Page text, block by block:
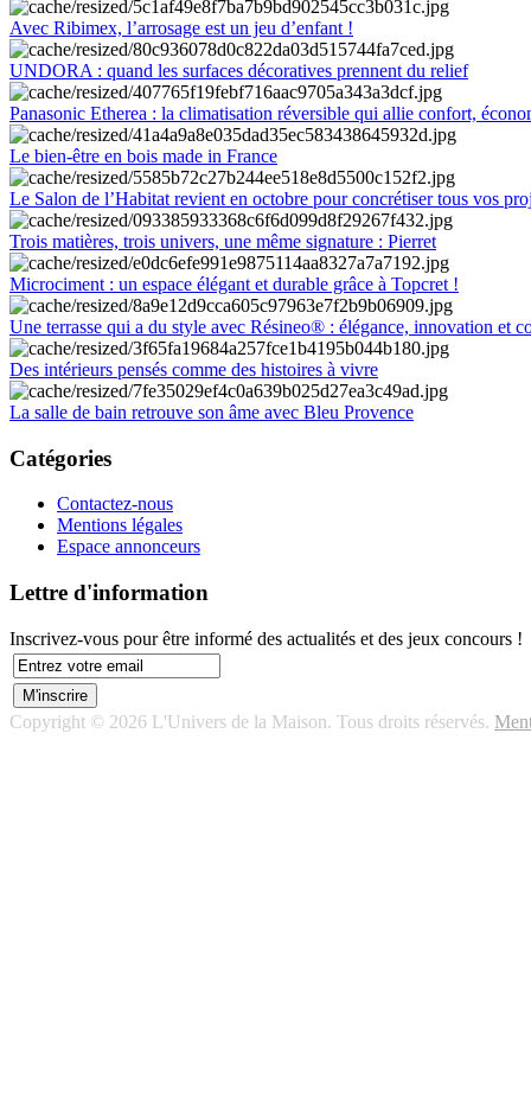
Avec Ribimex, l’arrosage est un jeu d’enfant !
UNDORA : quand les surfaces décoratives prennent du relief
Panasonic Etherea : la climatisation réversible qui allie confort,
Le bien-être en bois made in France
Le Salon de l’Habitat revient en octobre pour concrétiser tous vos
Trois matières, trois univers, une même signature : Pierret
Microciment : un espace élégant et durable grâce à Topcret !
Une terrasse qui a du style avec Résineo® : élégance, innovation et
Des intérieurs pensés comme des histoires à vivre
La salle de bain retrouve son âme avec Bleu Provence
Catégories
Contactez-nous
Mentions légales
Espace annonceurs
Lettre d'information
Inscrivez-vous pour être informé des actualités et des jeux concours !
Copyright © 2026 L'Univers de la Maison. Tous droits réservés.